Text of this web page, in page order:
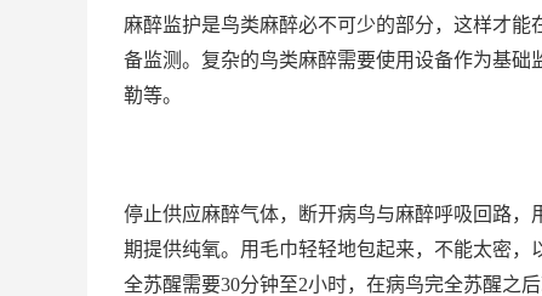
麻醉监护是鸟类麻醉必不可少的部分，这样才
备监测。复杂的鸟类麻醉需要使用设备作为基
勒等。
停止供应麻醉气体，断开病鸟与麻醉呼吸回路
期提供纯氧。用毛巾轻轻地包起来，不能太密
全苏醒需要30分钟至2小时，在病鸟完全苏醒之